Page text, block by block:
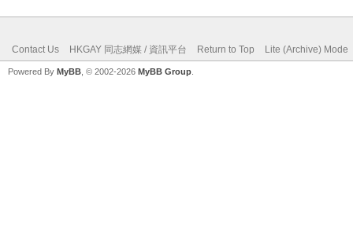
Contact Us HKGAY 同志網媒 / 資訊平台 Return to Top Lite (Archive) Mode
Powered By MyBB , © 2002-2026 MyBB Group